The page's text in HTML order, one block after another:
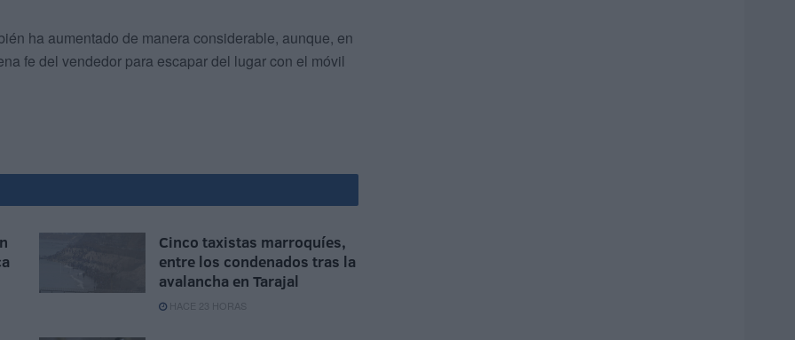
ha aumentado de manera considerable, aunque, en
fe del vendedor para escapar del lugar con el móvil
Cinco taxistas marroquíes,
entre los condenados tras la
avalancha en Tarajal
HACE 23 HORAS